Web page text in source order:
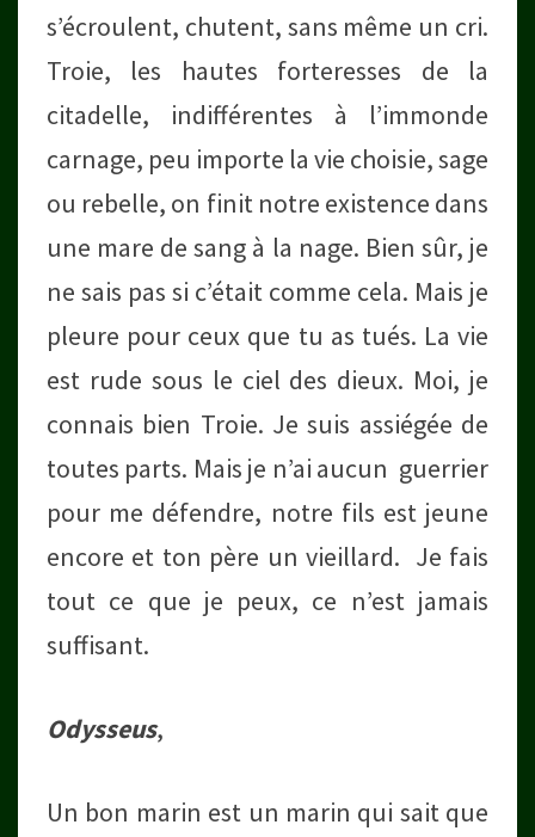
s’écroulent, chutent, sans même un cri.
Troie, les hautes forteresses de la
citadelle, indifférentes à l’immonde
carnage, peu importe la vie choisie, sage
ou rebelle, on finit notre existence dans
une mare de sang à la nage. Bien sûr, je
ne sais pas si c’était comme cela. Mais je
pleure pour ceux que tu as tués. La vie
est rude sous le ciel des dieux. Moi, je
connais bien Troie. Je suis assiégée de
toutes parts. Mais je n’ai aucun guerrier
pour me défendre, notre fils est jeune
encore et ton père un vieillard. Je fais
tout ce que je peux, ce n’est jamais
suffisant.
Odysseus,
Un bon marin est un marin qui sait que